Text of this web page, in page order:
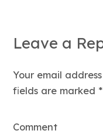
Leave a
Your email
fields are marked *
Comment